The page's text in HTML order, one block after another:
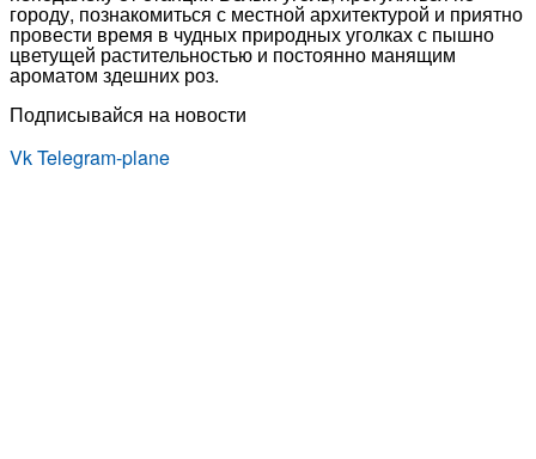
городу, познакомиться с местной архитектурой и приятно
провести время в чудных природных уголках с пышно
цветущей растительностью и постоянно манящим
ароматом здешних роз.
Подписывайся на новости
VkTelegram-plane